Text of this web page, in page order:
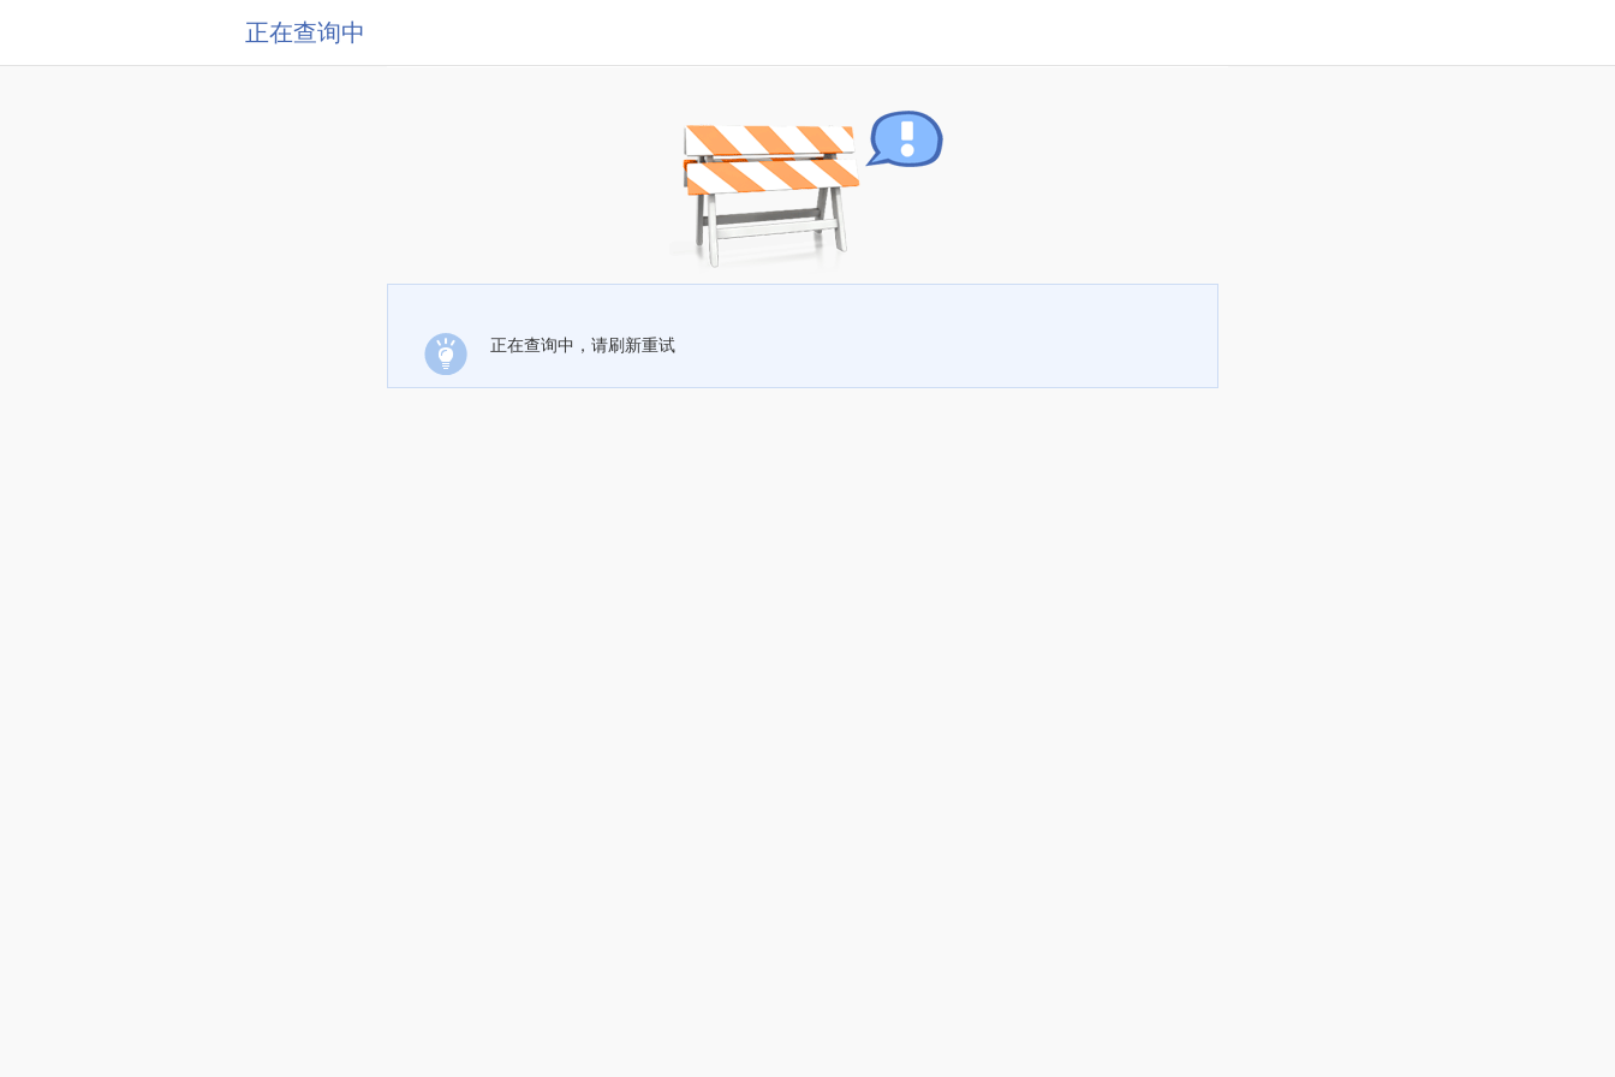
正在查询中
正在查询中，请刷新重试